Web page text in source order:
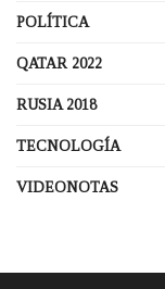
POLÍTICA
QATAR 2022
RUSIA 2018
TECNOLOGÍA
VIDEONOTAS